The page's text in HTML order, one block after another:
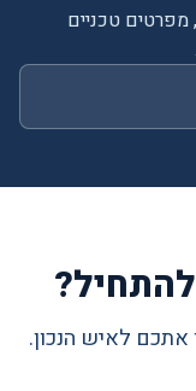
מפרטים טכניים
אתכם לאיש הנכון.